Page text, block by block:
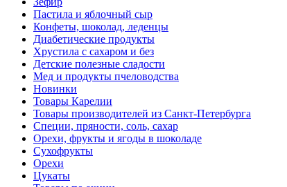
Пастила и яблочный сыр
Конфеты, шоколад, леденцы
Диабетические продукты
Хрустила с сахаром и без
Детские полезные сладости
Мед и продукты пчеловодства
Новинки
Товары Карелии
Товары производителей из Санкт-Петербурга
Специи, пряности, соль, сахар
Орехи, фрукты и ягоды в шоколаде
Сухофрукты
Орехи
Цукаты